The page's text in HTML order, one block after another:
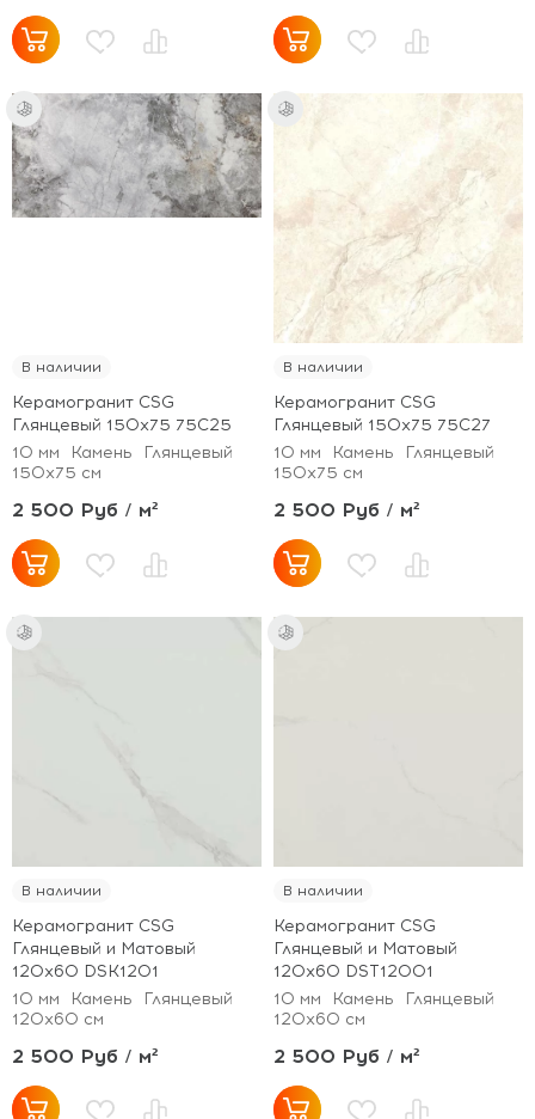
В наличии
Керамогранит CSG
Глянцевый 150x75 75С25
10 мм
Камень
Глянцевый
150x75 см
2 500 Руб / м²
В наличии
Керамогранит CSG
Глянцевый 150x75 75С27
10 мм
Камень
Глянцевый
150x75 см
2 500 Руб / м²
В наличии
Керамогранит CSG
Глянцевый и Матовый
120x60 DSK1201
10 мм
Камень
Глянцевый
120x60 см
2 500 Руб / м²
В наличии
Керамогранит CSG
Глянцевый и Матовый
120x60 DST12001
10 мм
Камень
Глянцевый
120x60 см
2 500 Руб / м²